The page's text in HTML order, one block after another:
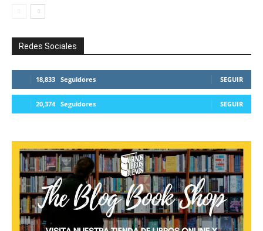
Redes Sociales
18,833 Seguidores SEGUIR
20,374 Seguidores SEGUIR